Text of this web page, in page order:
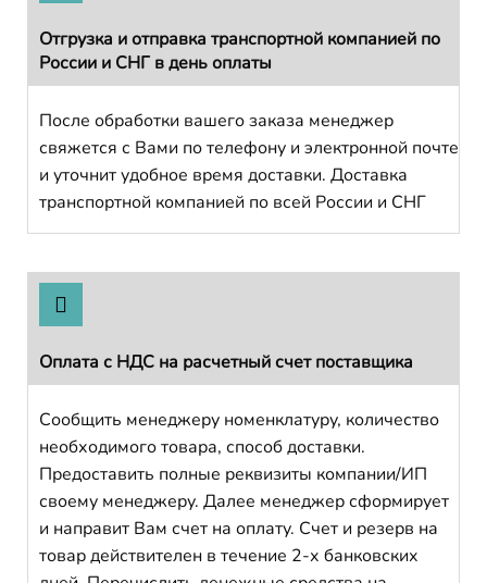
Отгрузка и отправка транспортной компанией по
России и СНГ в день оплаты
После обработки вашего заказа менеджер
свяжется с Вами по телефону и электронной почте
и уточнит удобное время доставки. Доставка
транспортной компанией по всей России и СНГ
Оплата с НДС на расчетный счет поставщика
Сообщить менеджеру номенклатуру, количество
необходимого товара, способ доставки.
Предоставить полные реквизиты компании/ИП
своему менеджеру. Далее менеджер сформирует
и направит Вам счет на оплату. Счет и резерв на
товар действителен в течение 2-х банковских